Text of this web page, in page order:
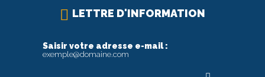
LETTRE D'INFORMATION
Saisir votre adresse e-mail :
exemple@domaine.com